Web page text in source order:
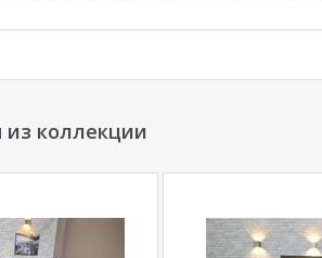
отличаться от цен в розничных
из коллекции